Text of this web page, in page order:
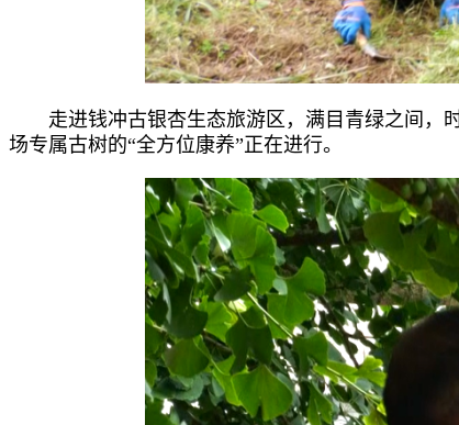
走进钱冲古银杏生态旅游区，满目青绿之间，
场专属古树的“全方位康养”正在进行。